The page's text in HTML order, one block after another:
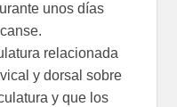
unos días
relacionada
y dorsal sobre
y que los